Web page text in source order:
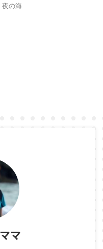
夜の海
マ